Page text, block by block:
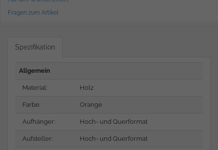
Fragen zum Artikel
Spezifikation
Allgemein
Material: Holz
Farbe: Orange
Aufhänger: Hoch- und Querformat
Aufsteller: Hoch- und Querformat